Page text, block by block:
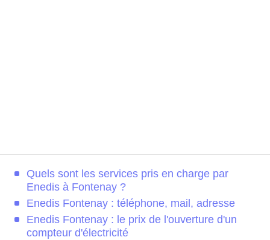
Quels sont les services pris en charge par
Enedis à Fontenay ?
Enedis Fontenay : téléphone, mail, adresse
Enedis Fontenay : le prix de l'ouverture d'un
compteur d'électricité